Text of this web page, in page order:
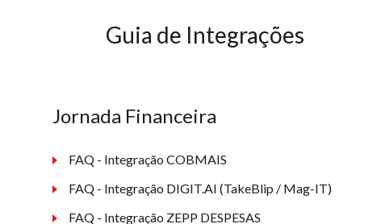
Guia de Integrações
Jornada Financeira
FAQ - Integração COBMAIS
FAQ - Integração DIGIT.AI (TakeBlip / Mag-IT)
FAQ - Integração ZEPP DESPESAS